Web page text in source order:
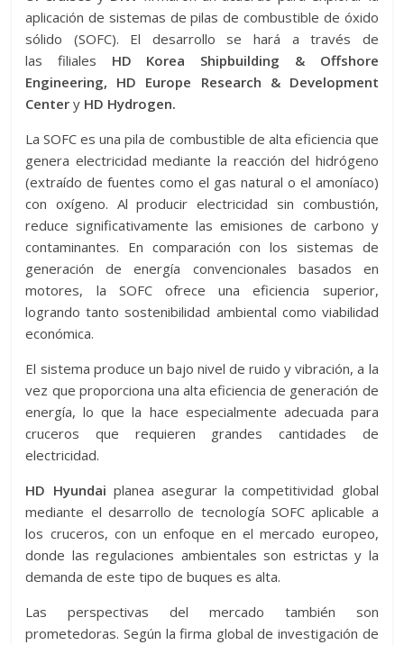
aplicación de sistemas de pilas de combustible de óxido
sólido (SOFC). El desarrollo se hará a través de
las filiales HD Korea Shipbuilding & Offshore
Engineering, HD Europe Research & Development
Center y HD Hydrogen.
La SOFC es una pila de combustible de alta eficiencia que
genera electricidad mediante la reacción del hidrógeno
(extraído de fuentes como el gas natural o el amoníaco)
con oxígeno. Al producir electricidad sin combustión,
reduce significativamente las emisiones de carbono y
contaminantes. En comparación con los sistemas de
generación de energía convencionales basados en
motores, la SOFC ofrece una eficiencia superior,
logrando tanto sostenibilidad ambiental como viabilidad
económica.
El sistema produce un bajo nivel de ruido y vibración, a la
vez que proporciona una alta eficiencia de generación de
energía, lo que la hace especialmente adecuada para
cruceros que requieren grandes cantidades de
electricidad.
HD Hyundai planea asegurar la competitividad global
mediante el desarrollo de tecnología SOFC aplicable a
los cruceros, con un enfoque en el mercado europeo,
donde las regulaciones ambientales son estrictas y la
demanda de este tipo de buques es alta.
Las perspectivas del mercado también son
prometedoras. Según la firma global de investigación de